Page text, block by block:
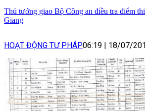
Thủ tướng giao Bộ Công an điều tra điểm
Giang
HOẠT ĐỘNG TƯ PHÁP06:19 | 18/07/